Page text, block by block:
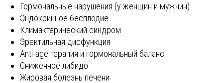
Гормональные нарушения (у женщин и мужчин)
Эндокринное бесплодие
Климактерический синдром
Эректильная дисфункция
Anti-age терапия и гормональный баланс
Сниженное либидо
Жировая болезнь печени